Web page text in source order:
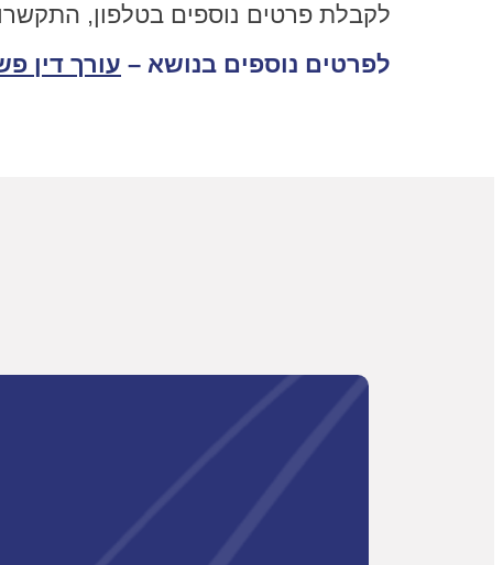
לקבלת פרטים נוספים בטלפון,
לפרטים נוספים בנושא – עורך דין